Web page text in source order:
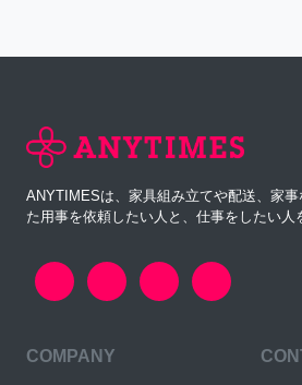
ANYTIMESは、家具組み立てや配送、家
た用事を依頼したい人と、仕事をしたい人
COMPANY